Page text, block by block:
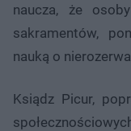
naucza, że
sakramentów,
nauką o
Ksiądz Picur,